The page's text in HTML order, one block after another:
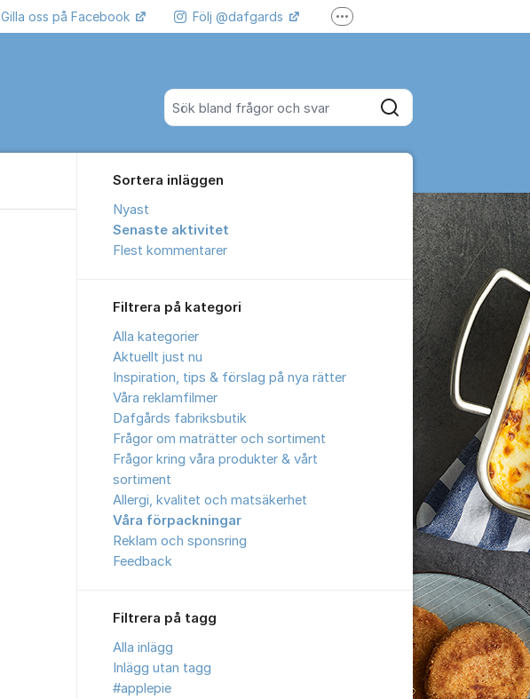
Sök bland alla inlägg
Sök
Gilla oss på Facebook Följ @dafgards Fler supportlänkar
Sortera inläggen
Nyast
Senaste aktivitet
Flest kommentarer
Filtrera på kategori
Alla kategorier
Aktuellt just nu
Inspiration, tips & förslag på nya rätter
Våra reklamfilmer
Dafgårds fabriksbutik
Frågor om maträtter och sortiment
Frågor kring våra produkter & vårt
sortiment
Allergi, kvalitet och matsäkerhet
Våra förpackningar
Reklam och sponsring
Feedback
Filtrera på tagg
Alla inlägg
Inlägg utan tagg
#applepie